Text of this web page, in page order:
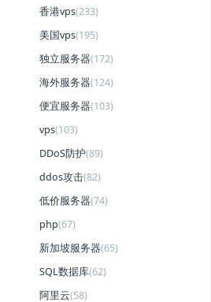
香港vps(233)
美国vps(195)
独立服务器(172)
海外服务器(124)
便宜服务器(103)
vps(103)
DDoS防护(89)
ddos攻击(82)
低价服务器(74)
php(67)
新加坡服务器(65)
SQL数据库(62)
阿里云(58)